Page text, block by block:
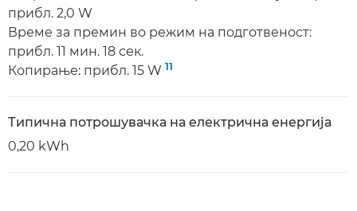
прибл. 2,0 W
Време за премин во режим на подготвеност:
прибл. 11 мин. 18 сек.
Копирање: прибл. 15 W 11
Типична потрошувачка на електрична енергија
0,20 kWh